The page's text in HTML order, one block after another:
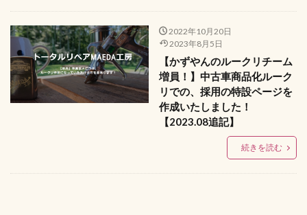
2022年10月20日
2023年8月5日
【かずやんのルークリチーム
増員！】中古車商品化ルーク
リでの、採用の特設ページを
作成いたしました！
【2023.08追記】
続きを読む